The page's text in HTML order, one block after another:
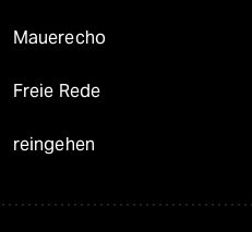
Mauerecho
Freie Rede
reingehen